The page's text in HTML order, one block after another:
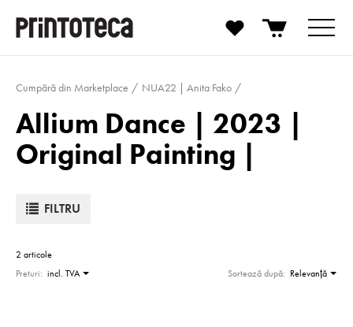
Cumpără din Marketplace NUA22 | Anita Fako
Allium Dance | 2023 |
Original Painting |
FILTRU
2 articole
Preturi: incl. TVA Sortează după: Relevanţă